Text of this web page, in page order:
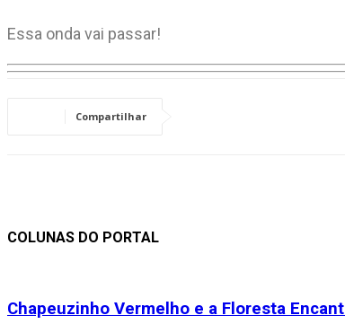
Essa onda vai passar!
Compartilhar
COLUNAS DO PORTAL
Chapeuzinho Vermelho e a Floresta